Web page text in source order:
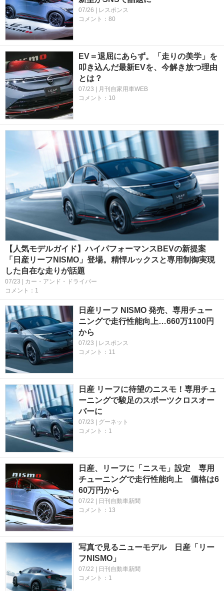
07/26 | レスポンス
コメント：80
EV＝退屈にあらず。「走りの美学」を
叩き込んだ最新EVを、今解き放つ理由
とは？
07/23 | 月刊自家用車WEB
コメント：10
【人気モデルガイド】ハイパフォーマンスBEVの新提案
「日産リーフNISMO」登場。精悍ルックスと専用制御実現
した自在な走りが話題
07/23 | カー・アンド・ドライバー
コメント：1
日産リーフ NISMO 発売、専用チュー
ニングで走行性能向上…660万1100円
から
07/23 | レスポンス
コメント：11
日産 リーフに待望のニスモ！専用チュ
ーニングで駿足のスポーツクロスオー
バーに
07/23 | グーネット
コメント：1
日産、リーフに「ニスモ」設定 専用
チューニングで走行性能向上 価格は6
60万円から
07/22 | 日刊自動車新聞
コメント：13
写真で見るニューモデル 日産「リー
フNISMO」
07/22 | 日刊自動車新聞
コメント：1